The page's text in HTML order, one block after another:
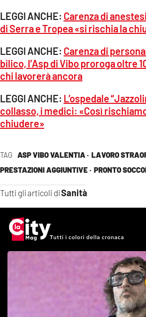
TAG ASP VIBO VALENTIA · LAVORO
PRESTAZIONI AGGIUNTIVE · PRONTO
Tutti gli articoli diSanità
LEGGI ANCHE: Carenza di
di Serra e Tropea «si rischia la
LEGGI ANCHE: Carenza di
bilico, l’Asp di Vibo proroga oltre
chi lavorerà ancora
LEGGI ANCHE: L’ospedale
collasso, i medici: «Così
chiudere»